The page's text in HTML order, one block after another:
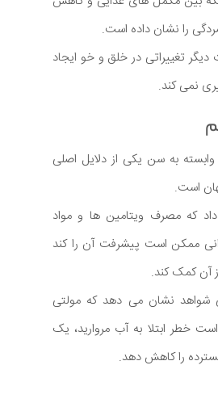
را نشان داده است.
دیگر تغییراتی در خلق و خو ایجاد
نمی کند.
وابسته به سن یکی از دلایل اصلی
است.
که مصرف ویتامین ها و مواد
ممکن است پیشرفت آن را کند
آن کمک کند.
شواهد نشان می دهد که مولتی
خطر ابتلا به آب مروارید، یک
را کاهش دهد.